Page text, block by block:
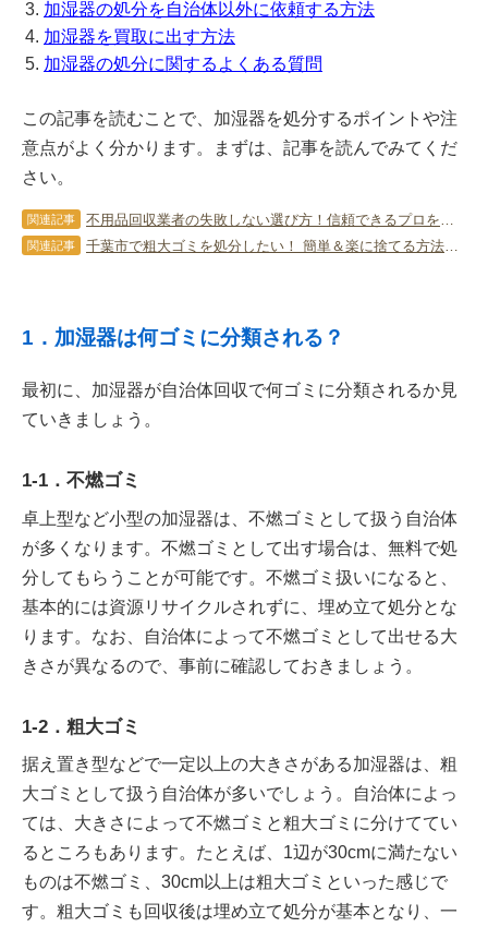
加湿器の処分を自治体以外に依頼する方法
加湿器を買取に出す方法
加湿器の処分に関するよくある質問
この記事を読むことで、加湿器を処分するポイントや注
意点がよく分かります。まずは、記事を読んでみてくだ
さい。
関連記事 不用品回収業者の失敗しない選び方！信頼できるプロを見極めるポイント
関連記事 千葉市で粗大ゴミを処分したい！ 簡単＆楽に捨てる方法とコツを解説！
1．加湿器は何ゴミに分類される？
最初に、加湿器が自治体回収で何ゴミに分類されるか見
ていきましょう。
1-1．不燃ゴミ
卓上型など小型の加湿器は、不燃ゴミとして扱う自治体
が多くなります。不燃ゴミとして出す場合は、無料で処
分してもらうことが可能です。不燃ゴミ扱いになると、
基本的には資源リサイクルされずに、埋め立て処分とな
ります。なお、自治体によって不燃ゴミとして出せる大
きさが異なるので、事前に確認しておきましょう。
1-2．粗大ゴミ
据え置き型などで一定以上の大きさがある加湿器は、粗
大ゴミとして扱う自治体が多いでしょう。自治体によっ
ては、大きさによって不燃ゴミと粗大ゴミに分けててい
るところもあります。たとえば、1辺が30cmに満たない
ものは不燃ゴミ、30cm以上は粗大ゴミといった感じで
す。粗大ゴミも回収後は埋め立て処分が基本となり、一